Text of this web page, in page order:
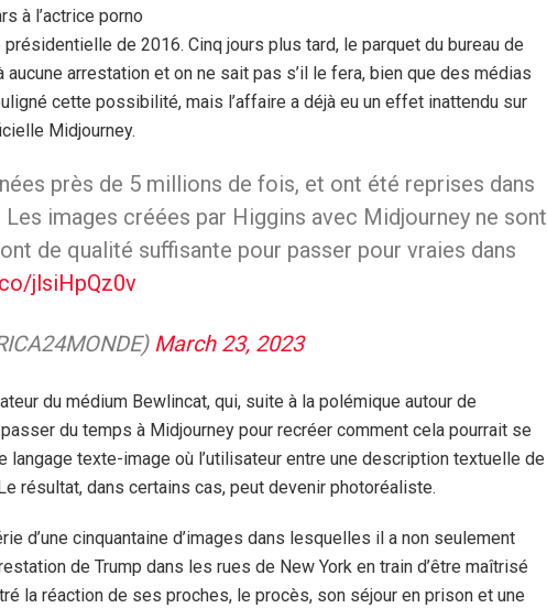
à l’actrice porno
de 2016. Cinq jours plus tard, le parquet du bureau de
aucune arrestation et on ne sait pas s’il le fera, bien que des médias
cette possibilité, mais l’affaire a déjà eu un effet inattendu sur
Midjourney.
près de 5 millions de fois, et ont été reprises dans
images créées par Higgins avec Midjourney ne sont
de qualité suffisante pour passer pour vraies dans
jlsiHpQz0v
March 23, 2023
du médium Bewlincat, qui, suite à la polémique autour de
du temps à Midjourney pour recréer comment cela pourrait se
langage texte-image où l’utilisateur entre une description textuelle de
résultat, dans certains cas, peut devenir photoréaliste.
d’une cinquantaine d’images dans lesquelles il a non seulement
de Trump dans les rues de New York en train d’être maîtrisé
la réaction de ses proches, le procès, son séjour en prison et une